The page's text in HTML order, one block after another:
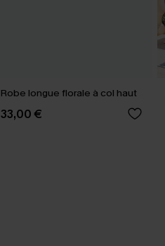
Robe longue florale à col haut
33,00 €